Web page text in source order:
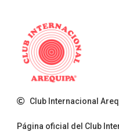
Club Internacional
Página oficial del Club